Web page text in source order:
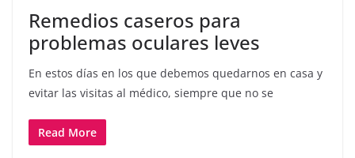
Remedios caseros para
problemas oculares leves
En estos días en los que debemos quedarnos en casa y
evitar las visitas al médico, siempre que no se
Read More